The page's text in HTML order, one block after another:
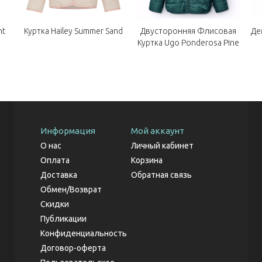
Куртка Hailey Summer Sand
Двусторонняя Флисовая
Куртка Ugo Ponderosa Pine
Информация
О нас
Оплата
Доставка
Обмен/Возврат
Скидки
Публикации
Конфиденциальность
Договор-оферта
Мой аккаунт
Личный кабинет
Корзина
Обратная связь